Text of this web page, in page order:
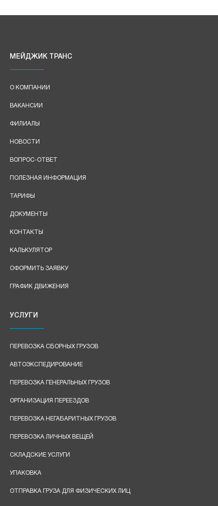
МЕЙДЖИК ТРАНС
О КОМПАНИИ
ВАКАНСИИ
ФИЛИАЛЫ
НОВОСТИ
ВОПРОС-ОТВЕТ
ПОЛЕЗНАЯ ИНФОРМАЦИЯ
ТАРИФЫ
ДОКУМЕНТЫ
КОНТАКТЫ
КАЛЬКУЛЯТОР
ОФОРМИТЬ ЗАЯВКУ
ГРАФИК ДВИЖЕНИЯ
УСЛУГИ
ПЕРЕВОЗКА СБОРНЫХ ГРУЗОВ
АВТОЭКСПЕДИРОВАНИЕ
ПЕРЕВОЗКА ГЕНЕРАЛЬНЫХ ГРУЗОВ
ОРГАНИЗАЦИЯ ПЕРЕЕЗДОВ
ПЕРЕВОЗКА НЕГАБАРИТНЫХ ГРУЗОВ
ПЕРЕВОЗКА ЛИЧНЫХ ВЕЩЕЙ
СКЛАДСКИЕ УСЛУГИ
УПАКОВКА
ОТПРАВКА ГРУЗА ДЛЯ ФИЗИЧЕСКИХ ЛИЦ